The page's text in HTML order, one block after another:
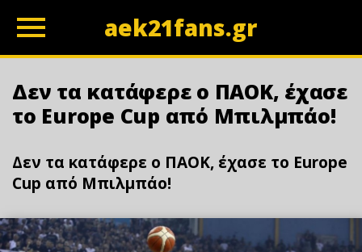
aek21fans.gr
Δεν τα κατάφερε ο ΠΑΟΚ, έχασε
το Europe Cup από Μπιλμπάο!
Δεν τα κατάφερε ο ΠΑΟΚ, έχασε το Europe
Cup από Μπιλμπάο!